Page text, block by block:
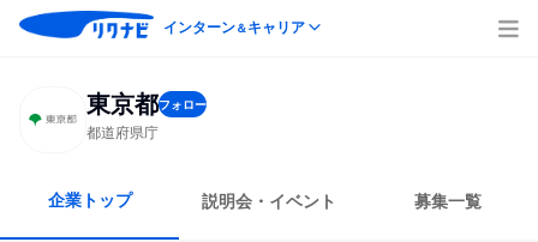
インターン＆キャリア
東京都フォロー
都道府県庁
企業トップ 説明会・イベント 募集一覧